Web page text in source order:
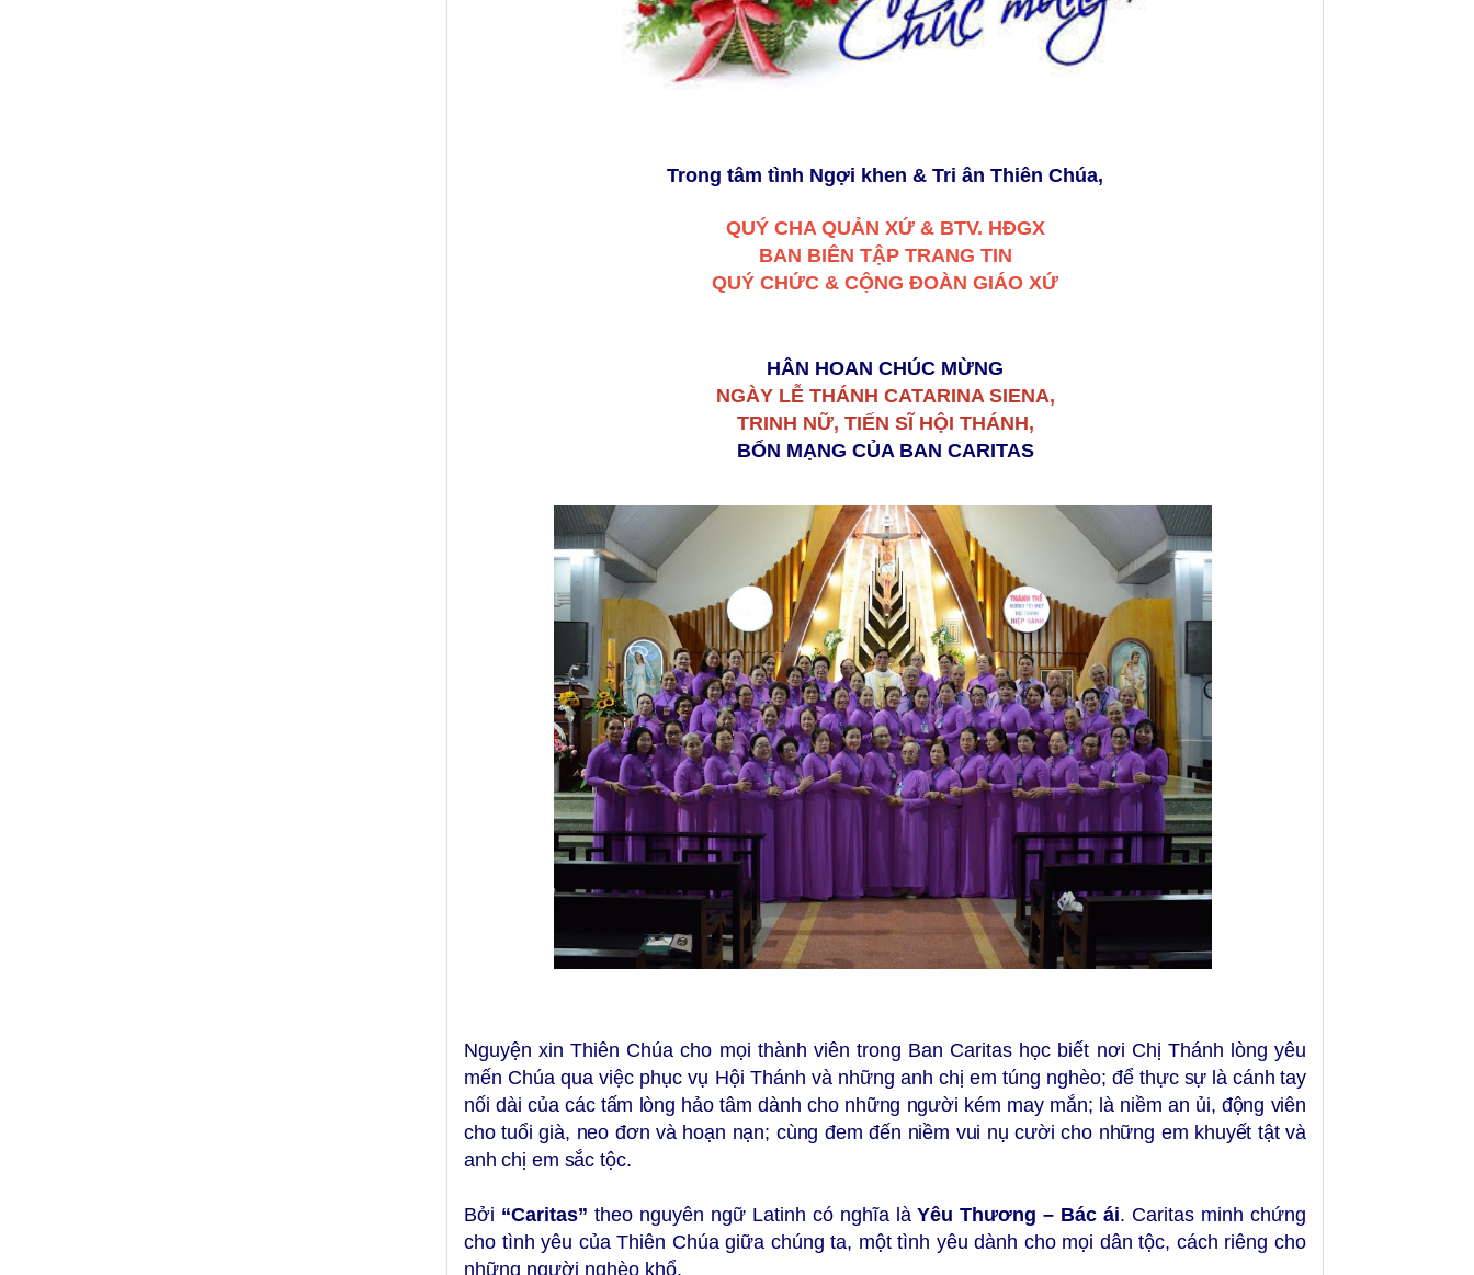
Trong tâm tình Ngợi khen & Tri ân Thiên Chúa,
QUÝ CHA QUẢN XỨ & BTV. HĐGX
BAN BIÊN TẬP TRANG TIN
QUÝ CHỨC & CỘNG ĐOÀN GIÁO XỨ
HÂN HOAN CHÚC MỪNG
NGÀY LỄ THÁNH CATARINA SIENA,
TRINH NỮ, TIẾN SĨ HỘI THÁNH,
BỔN MẠNG CỦA BAN CARITAS
Nguyện xin Thiên Chúa cho mọi thành viên trong Ban Caritas học biết nơi Chị Thánh lòng yêu
mến Chúa qua việc phục vụ Hội Thánh và những anh chị em túng nghèo; để thực sự là cánh tay
nối dài của các tấm lòng hảo tâm dành cho những người kém may mắn; là niềm an ủi, động viên
cho tuổi già, neo đơn và hoạn nạn; cùng đem đến niềm vui nụ cười cho những em khuyết tật và
anh chị em sắc tộc.
Bởi “Caritas” theo nguyên ngữ Latinh có nghĩa làYêu Thương – Bác ái. Caritas minh chứng
cho tình yêu của Thiên Chúa giữa chúng ta, một tình yêu dành cho mọi dân tộc, cách riêng cho
những người nghèo khổ.